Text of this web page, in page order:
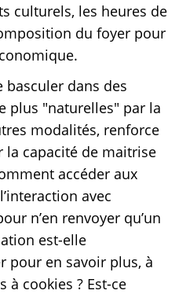
culturels, les heures de
du foyer pour
basculer dans des
plus "naturelles" par la
modalités, renforce
la capacité de maitrise
accéder aux
avec
n’en renvoyer qu’un
est-elle
pour en savoir plus, à
à cookies ? Est-ce